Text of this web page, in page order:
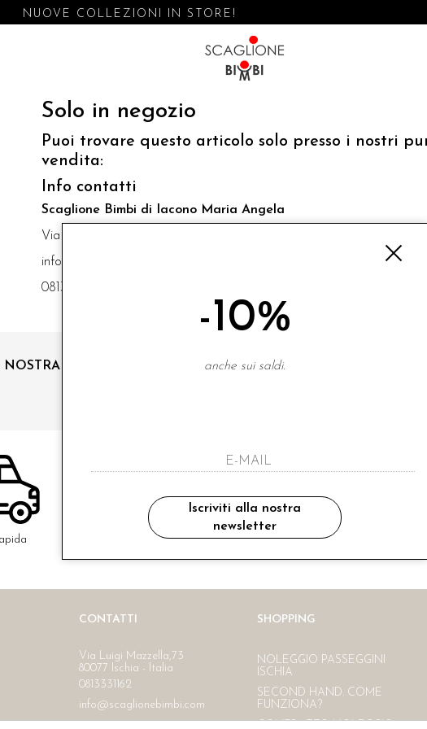
NUOVE COLLEZIONI IN STORE!
Solo in negozio
Puoi trovare questo articolo solo presso i nostri
vendita:
Info contatti
Scaglione Bimbi di Iacono Maria Angela
Via Luigi Mazzella,73 80077 Ischia
info@scaglionebimbi.com
0813331162
NEWSLETTER
ho letto ed accettato le condizioni sulla
Ritiro in negozio
Consegna gratuita in Italia
CONTATTI
Via Luigi Mazzella,73
80077 Ischia - Italia
0813331162
info@scaglionebimbi.com
SHOPPING
NOLEGGIO PASSEGGINI
ISCHIA
SECOND HAND. COME
FUNZIONA?
-10%
anche sui saldi.
Iscriviti alla nostra
newsletter